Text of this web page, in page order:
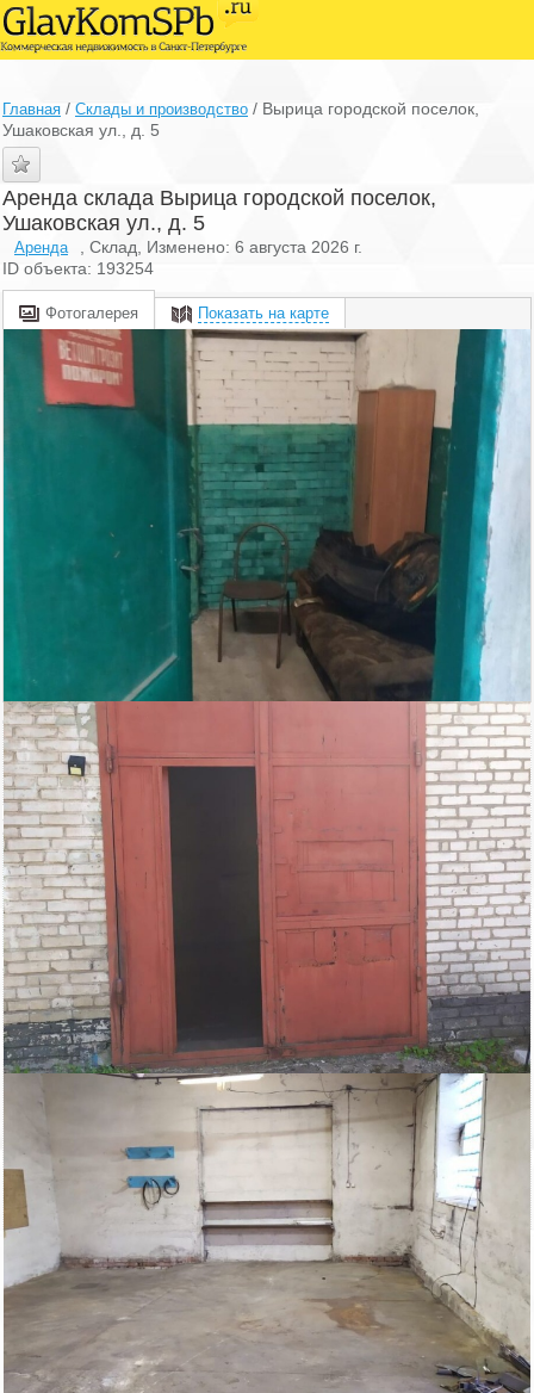
Главная / Склады и производство / Вырица городской поселок,
Ушаковская ул., д. 5
Аренда склада Вырица городской поселок,
Ушаковская ул., д. 5
Аренда
, Склад, Изменено: 6 августа 2026 г.
ID объекта: 193254
Фотогалерея Показать на карте
Гатчинский район
71 м
25 000
руб/мес.
кв.м.|$|€
Адвекс
Состояние ремонта: Требует
ремонта
Этаж: 1
Этажей всего: 1
Снять, арендовать склад:
ID: 832348
Помещение в кирпичном здании с отдельным входом. Возможен
въезд автомобиля внутрь помещения. Высота помещения 3.8 м.
Удобное место в Вырице, рядом с Сиверским шоссе. Подходит
для склада, производства где не требуется тепло. В настоящий
момент свободно.
Пожаловаться на объявление
Продано
Несуществующий объект
Неверная цена
Неверный адрес
Не дозвониться